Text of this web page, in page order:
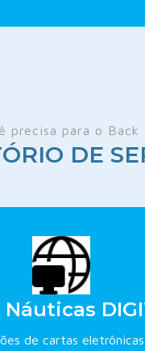
precisa para o
DE
de cartas